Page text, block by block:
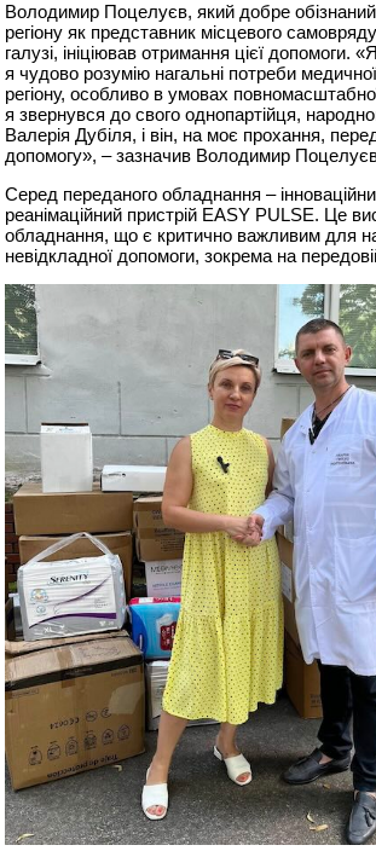
Володимир Поцелуєв, який добре
регіону як представник місцевого
галузі, ініціював отримання цієї допомоги.
я чудово розумію нагальні потреби
регіону, особливо в умовах
я звернувся до свого однопартійця,
Валерія Дубіля, і він, на моє прохання,
допомогу», – зазначив Володимир
Серед переданого обладнання –
реанімаційний пристрій EASY PULSE. Це
обладнання, що є критично важливим для
невідкладної допомоги, зокрема на